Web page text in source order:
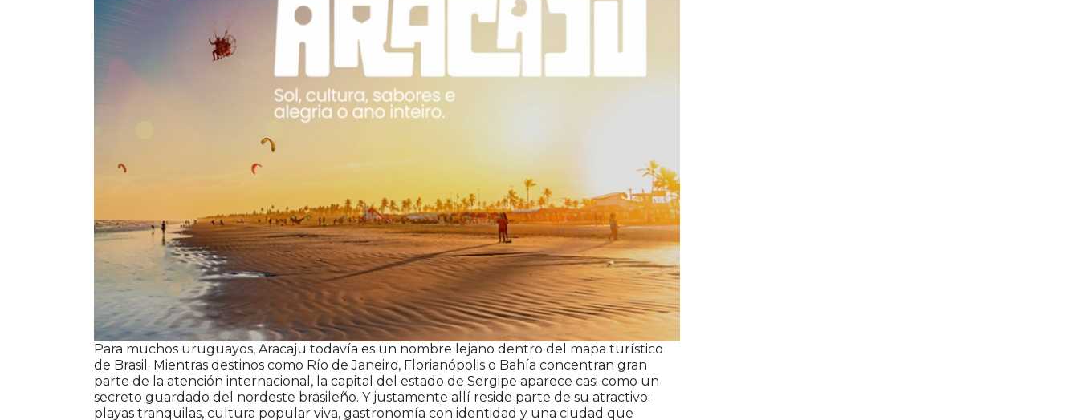
Para muchos uruguayos, Aracaju todavía es un nombre lejano dentro del mapa turístico
de Brasil. Mientras destinos como Río de Janeiro, Florianópolis o Bahía concentran gran
parte de la atención internacional, la capital del estado de Sergipe aparece casi como un
secreto guardado del nordeste brasileño. Y justamente allí reside parte de su atractivo:
playas tranquilas, cultura popular viva, gastronomía con identidad y una ciudad que